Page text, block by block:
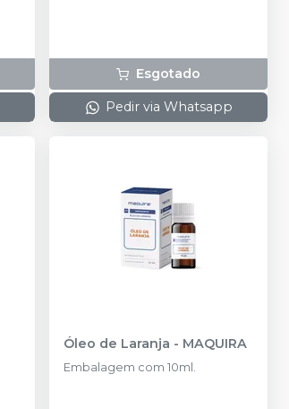
Esgotado
Pedir via Whatsapp
Óleo de Laranja - MAQUIRA
Embalagem com 10ml.